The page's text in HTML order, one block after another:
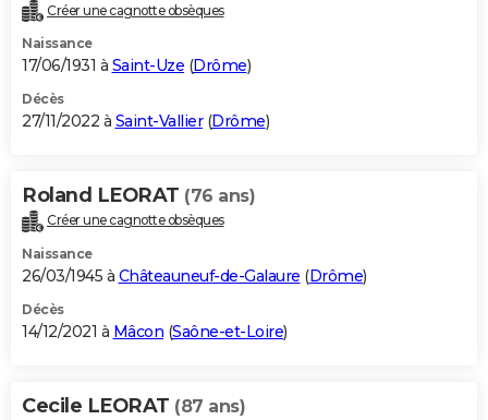
Créer une cagnotte obsèques
Naissance
17/06/1931 à Saint-Uze (Drôme)
Décès
27/11/2022 à Saint-Vallier(Drôme)
Roland LEORAT (76 ans)
Créer une cagnotte obsèques
Naissance
26/03/1945 à Châteauneuf-de-Galaure (Drôme)
Décès
14/12/2021 à Mâcon (Saône-et-Loire)
Cecile LEORAT (87 ans)